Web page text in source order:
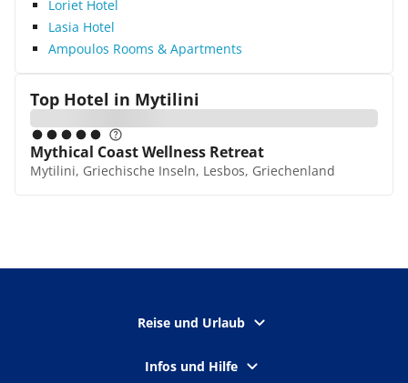
Loriet Hotel
Lasia Hotel
Ampoulos Rooms & Apartments
Top Hotel in Mytilini
Mythical Coast Wellness Retreat
Mytilini, Griechische Inseln, Lesbos, Griechenland
Reise und Urlaub
Infos und Hilfe